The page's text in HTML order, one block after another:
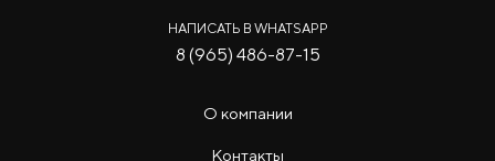
НАПИСАТЬ В WHATSAPP
8 (965) 486-87-15
О компании
Контакты